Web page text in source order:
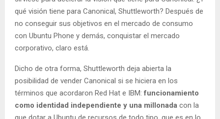
qué visión tiene para Canonical, Shuttleworth? Después de
no conseguir sus objetivos en el mercado de consumo
con Ubuntu Phone y demás, conquistar el mercado
corporativo, claro está.
Dicho de otra forma, Shuttleworth deja abierta la
posibilidad de vender Canonical si se hiciera en los
términos que acordaron Red Hat e IBM:funcionamiento
como identidad independiente y una millonada con la